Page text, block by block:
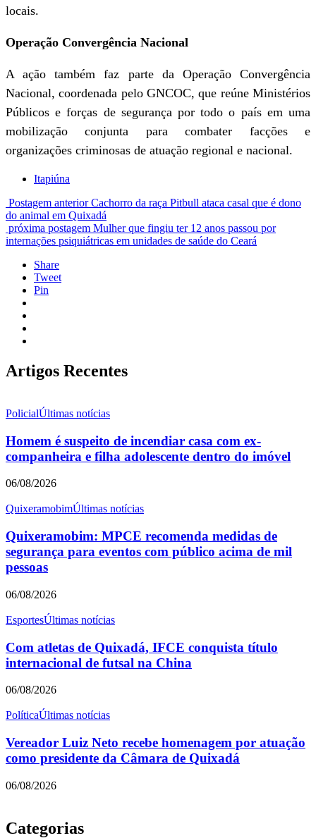
locais.
Operação Convergência Nacional
A ação também faz parte da Operação Convergência
Nacional, coordenada pelo GNCOC, que reúne Ministérios
Públicos e forças de segurança por todo o país em uma
mobilização conjunta para combater facções e
organizações criminosas de atuação regional e nacional.
Itapiúna
Postagem anterior Cachorro da raça Pitbull ataca casal que é dono
do animal em Quixadá
próxima postagem Mulher que fingiu ter 12 anos passou por
internações psiquiátricas em unidades de saúde do Ceará
Share
Tweet
Pin
Artigos Recentes
PolicialÚltimas notícias
Homem é suspeito de incendiar casa com ex-
companheira e filha adolescente dentro do imóvel
06/08/2026
QuixeramobimÚltimas notícias
Quixeramobim: MPCE recomenda medidas de
segurança para eventos com público acima de mil
pessoas
06/08/2026
EsportesÚltimas notícias
Com atletas de Quixadá, IFCE conquista título
internacional de futsal na China
06/08/2026
PolíticaÚltimas notícias
Vereador Luiz Neto recebe homenagem por atuação
como presidente da Câmara de Quixadá
06/08/2026
Categorias